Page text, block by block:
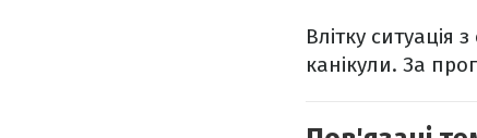
Влітку
канікули. За